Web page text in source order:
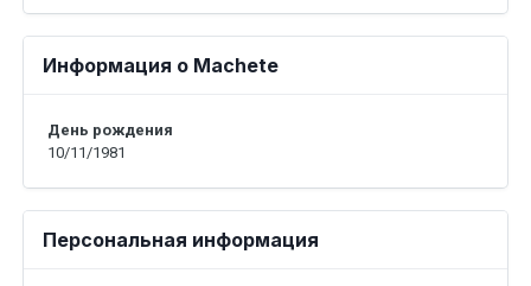
Информация о Machete
День рождения
10/11/1981
Персональная информация